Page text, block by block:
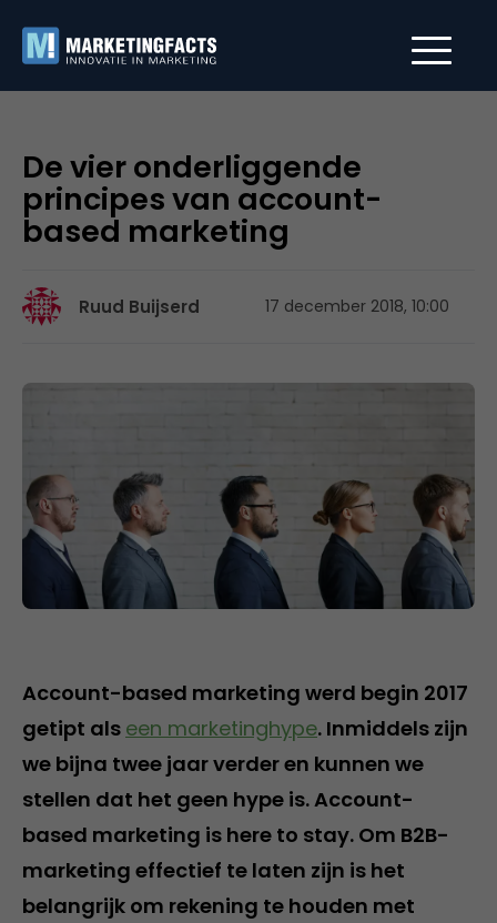
De vier onderliggende
principes van account-
based marketing
Ruud Buijserd 17 december 2018, 10:00
Account-based marketing werd begin 2017
getipt als een marketinghype. Inmiddels zijn
we bijna twee jaar verder en kunnen we
stellen dat het geen hype is. Account-
based marketing is here to stay. Om B2B-
marketing effectief te laten zijn is het
belangrijk om rekening te houden met